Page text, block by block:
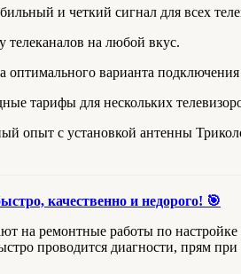
и четкий сигнал для всех
телеканалов на любой вкус.
оптимального варианта
тарифы для нескольких
опыт с установкой антенны
качественно и недорого! 🎯
на ремонтные работы по
проводится диагности, прям